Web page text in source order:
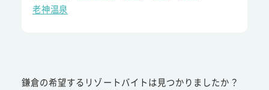
老神温泉
鎌倉の希望するリゾートバイトは見つかりましたか？